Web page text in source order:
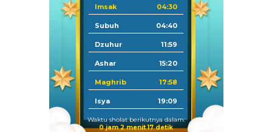
Imsak 04:30
Subuh 04:40
Dzuhur 11:59
Ashar 15:20
Maghrib 17:58
Isya 19:09
Waktu sholat berikutnya dalam:
0 jam 2 menit 17 detik